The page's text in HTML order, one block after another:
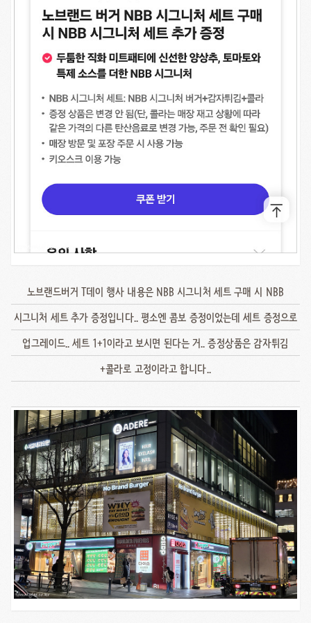
노브랜드버거 T데이 행사 내용은 NBB 시그니처 세트 구매 시 NBB
시그니처 세트 추가 증정입니다.. 평소엔 콤보 증정이었는데 세트 증정으로
업그레이드.. 세트 1+1이라고 보시면 된다는 거.. 증정상품은 감자튀김
+콜라로 고정이라고 합니다..